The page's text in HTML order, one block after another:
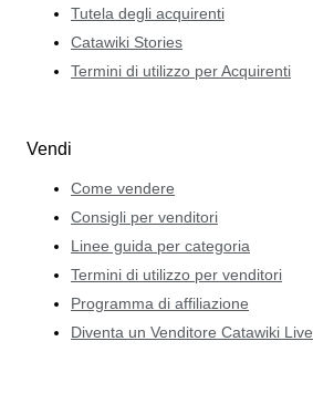
Tutela degli acquirenti
Catawiki Stories
Termini di utilizzo per Acquirenti
Vendi
Come vendere
Consigli per venditori
Linee guida per categoria
Termini di utilizzo per venditori
Programma di affiliazione
Diventa un Venditore Catawiki Live